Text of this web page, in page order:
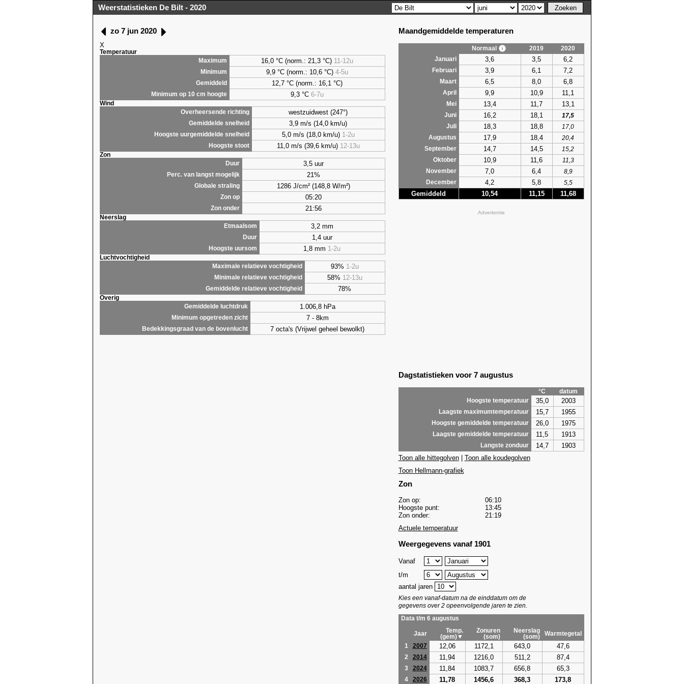
Weerstatistieken De Bilt - 2020
zo 7 jun 2020
X
Temperatuur
Maximum
16,0 °C (norm.: 21,3 °C) 11-12u
Minimum 9,9°C (norm.: 10,6 °C) 4-5u
Gemiddeld 12,7 °C (norm.: 16,1 °C)
Minimum op 10 cm hoogte 9,3°C 6-7u
Wind
Overheersende richting
westzuidwest (247°)
Gemiddelde snelheid 3,9 m/s (14,0 km/u)
Hoogste uurgemiddelde snelheid 5,0 m/s (18,0 km/u) 1-2u
Hoogste stoot 11,0 m/s (39,6 km/u) 12-13u
Zon
Duur
3,5 uur
Perc. van langst mogelijk 21%
Globale straling 1286 J/cm² (148,8 W/m²)
Zon op 05:20
Zon onder 21:56
Neerslag
Etmaalsom
3,2 mm
Duur 1,4 uur
Hoogste uursom 1,8 mm 1-2u
Luchtvochtigheid
Maximale relatieve vochtigheid
93% 1-2u
Minimale relatieve vochtigheid 58% 12-13u
Gemiddelde relatieve vochtigheid 78%
Overig
Gemiddelde luchtdruk
1.006,8 hPa
Minimum opgetreden zicht 7 - 8km
Bedekkingsgraad van de bovenlucht 7 octa's (Vrijwel geheel bewolkt)
Maandgemiddelde temperaturen
Normaal 2019
2020
Januari
3,6 3,5 6,2
Februari 3,9 6,1 7,2
Maart 6,5 8,0 6,8
April 9,9 10,9 11,1
Mei 13,4 11,7 13,1
Juni 16,2 18,1
17,5
Juli
18,3 18,8
17,0
Augustus
17,9 18,4
20,4
September
14,7 14,5
15,2
Oktober
10,9 11,6
11,3
November
7,0 6,4
8,9
December
4,2 5,8 5,5
Gemiddeld 10,54 11,15 11,68
Advertentie
Dagstatistieken voor 7 augustus
°C
datum
Hoogste temperatuur
35,0 2003
Laagste maximumtemperatuur 15,7 1955
Hoogste gemiddelde temperatuur 26,0 1975
Laagste gemiddelde temperatuur 11,5 1913
Langste zonduur 14,7
1903
Toon alle hittegolven| Toon alle koudegolven
Toon Hellmann-grafiek
Zon
Zon op:
06:10
Hoogste punt:
13:45
Zon onder:
21:19
Actuele temperatuur
Weergegevens vanaf 1901
Vanaf
t/m
aantal jaren
Kies een vanaf-datum na de einddatum om de
gegevens over 2 opeenvolgende jaren te zien.
Data t/m 6 augustus
Jaar
Temp.
(gem)▼
Zonuren
(som)
Neerslag
(som)
Warmtegetal
1
2007 12,06 1172,1 643,0 47,6
2 2014 11,94 1216,0 511,2 87,4
3 2024 11,84 1083,7 656,8 65,3
4 2026 11,78 1456,6 368,3 173,8